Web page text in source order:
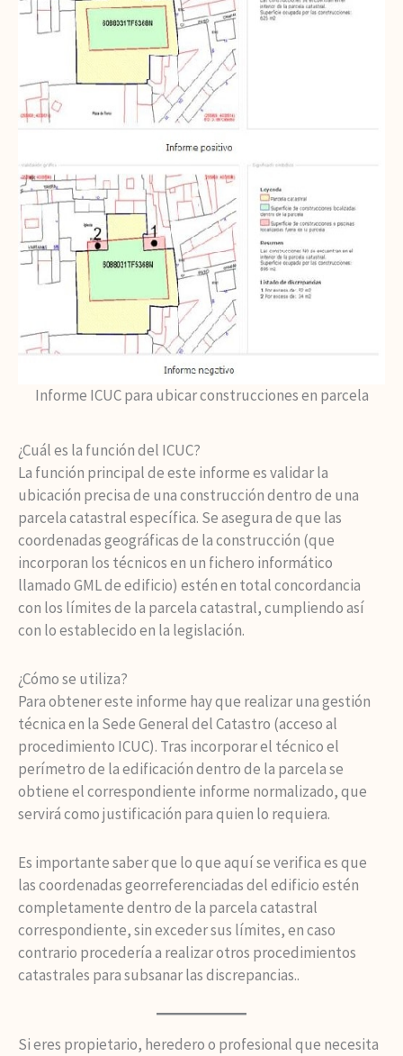
Informe ICUC para ubicar construcciones en parcela
¿Cuál es la función del ICUC?
La función principal de este informe es validar la
ubicación precisa de una construcción dentro de una
parcela catastral específica. Se asegura de que las
coordenadas geográficas de la construcción (que
incorporan los técnicos en un fichero informático
llamado GML de edificio) estén en total concordancia
con los límites de la parcela catastral, cumpliendo así
con lo establecido en la legislación.
¿Cómo se utiliza?
Para obtener este informe hay que realizar una gestión
técnica en la Sede General del Catastro (acceso al
procedimiento ICUC). Tras incorporar el técnico el
perímetro de la edificación dentro de la parcela se
obtiene el correspondiente informe normalizado, que
servirá como justificación para quien lo requiera.
Es importante saber que lo que aquí se verifica es que
las coordenadas georreferenciadas del edificio estén
completamente dentro de la parcela catastral
correspondiente, sin exceder sus límites, en caso
contrario procedería a realizar otros procedimientos
catastrales para subsanar las discrepancias..
Si eres propietario, heredero o profesional que necesita